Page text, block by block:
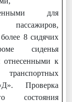
для
пассажиров,
8 сидячих
сиденья
отнесенными к
транспортных
Проверка
состояния